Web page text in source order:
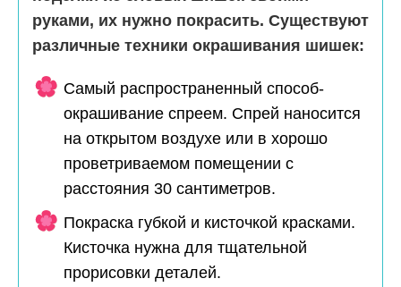
руками, их нужно покрасить. Существуют
различные техники окрашивания шишек:
Самый распространенный способ-
окрашивание спреем. Спрей наносится
на открытом воздухе или в хорошо
проветриваемом помещении с
расстояния 30 сантиметров.
Покраска губкой и кисточкой красками.
Кисточка нужна для тщательной
прорисовки деталей.